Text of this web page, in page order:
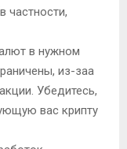
частности,
в нужном
из-заа
Убедитесь,
вас крипту